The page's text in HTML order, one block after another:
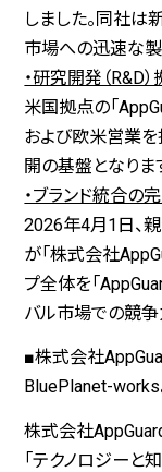
しました。同社は
市場への迅速な製
・研究開発（R&D）
米国拠点の「
および欧米営業
開の基盤となりま
・ブランド統合の
2026年4月1日、
が「株式会社
プ全体を「
バル市場での競争
■株式会社
BluePlanet-works
株式会社
「テクノロジーと